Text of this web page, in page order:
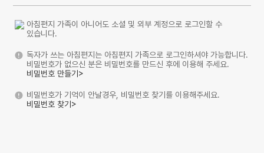
아침편지 가족이 아니어도 소셜 및 외부 계정으로 로그인할 수
있습니다.
독자가 쓰는 아침편지는 아침편지 가족으로 로그인하셔야 가능합니다.
비밀번호가 없으신 분은 비밀번호를 만드신 후에 이용해 주세요.
비밀번호 만들기>
비밀번호가 기억이 안날경우, 비밀번호 찾기를 이용해주세요.
비밀번호 찾기>